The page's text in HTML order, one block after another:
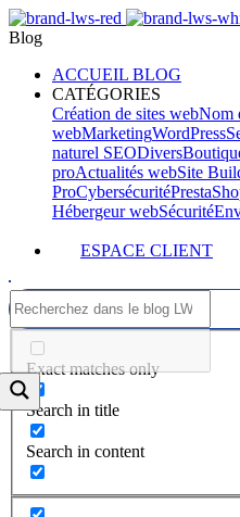
Blog
ACCUEIL BLOG
CATÉGORIES
Création de sites webNom
webMarketingWordPress
naturel SEODivers
proActualités webSite
ProCybersécurité
Hébergeur webSécurité
ESPACE CLIENT
Exact matches only
Search in title
Search in content